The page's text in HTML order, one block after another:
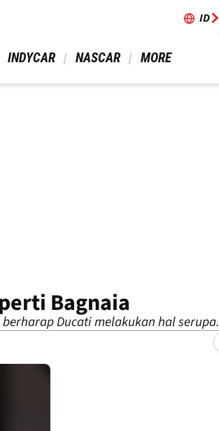
ID
INDYCAR NASCAR MORE
Bagnaia
Ducati melakukan hal serupa.